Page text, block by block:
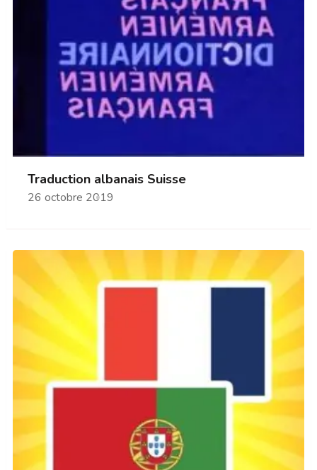
Traduction albanais Suisse
26 octobre 2019